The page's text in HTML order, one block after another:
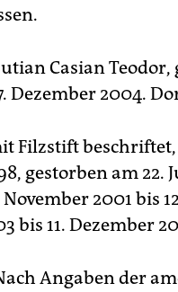
Casian Teodor,
Dezember 2004.
Filzstift
gestorben am 22.
2001 bis
bis 11. Dezember
Angaben der